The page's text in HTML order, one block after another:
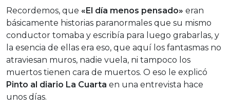
Recordemos, que «El día menos pensado» eran
básicamente historias paranormales que su mismo
conductor tomaba y escribía para luego grabarlas, y
la esencia de ellas era eso, que aquí los fantasmas no
atraviesan muros, nadie vuela, ni tampoco los
muertos tienen cara de muertos. O eso le explicó
Pinto al diario La Cuarta en una entrevista hace
unos días.